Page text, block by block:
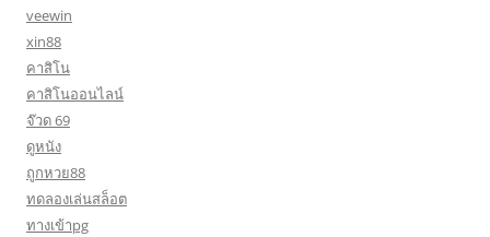
veewin
xin88
คาสิโน
คาสิโนออนไลน์
จ๊วด 69
ดูหนัง
ถูกหวย88
ทดลองเล่นสล็อต
ทางเข้าpg